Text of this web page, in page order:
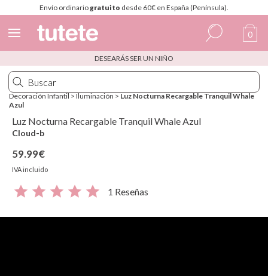
Envío ordinariogratuito desde 60€ en España (Península).
Español
Italiano
0
DESEARÁS SER UN NIÑO
Decoración Infantil > Iluminación > Luz Nocturna Recargable Tranquil Whale
Azul
Luz Nocturna Recargable Tranquil Whale Azul
Cloud-b
59.99€
IVA incluido
1 Reseñas